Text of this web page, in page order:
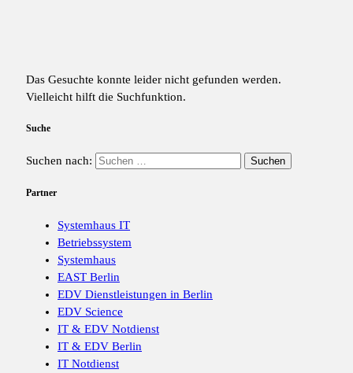
Das Gesuchte konnte leider nicht gefunden werden.
Vielleicht hilft die Suchfunktion.
Suche
Suchen nach:
Partner
Systemhaus IT
Betriebssystem
Systemhaus
EAST Berlin
EDV Dienstleistungen in Berlin
EDV Science
IT & EDV Notdienst
IT & EDV Berlin
IT Notdienst